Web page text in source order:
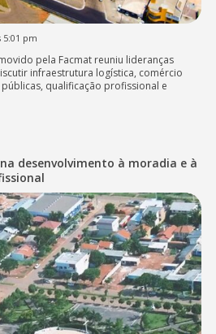
5:01 pm
pela Facmat reuniu lideranças
infraestrutura logística, comércio
qualificação profissional e
desenvolvimento à moradia e à